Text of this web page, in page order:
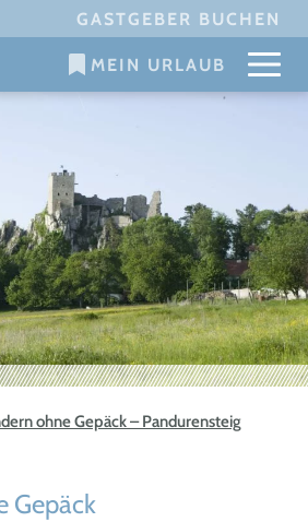
GASTGEBER BUCHEN
MEIN URLAUB
ohne Gepäck – Pandurensteig
Gepäck